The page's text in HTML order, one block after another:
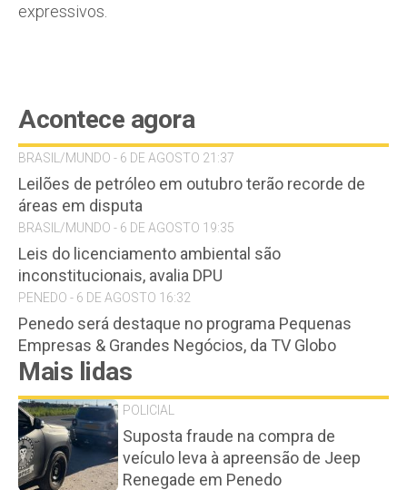
expressivos.
Acontece agora
BRASIL/MUNDO - 6 DE AGOSTO 21:37
Leilões de petróleo em outubro terão recorde de
áreas em disputa
BRASIL/MUNDO - 6 DE AGOSTO 19:35
Leis do licenciamento ambiental são
inconstitucionais, avalia DPU
PENEDO - 6 DE AGOSTO 16:32
Penedo será destaque no programa Pequenas
Empresas & Grandes Negócios, da TV Globo
Mais lidas
POLICIAL
Suposta fraude na compra de
veículo leva à apreensão de Jeep
Renegade em Penedo